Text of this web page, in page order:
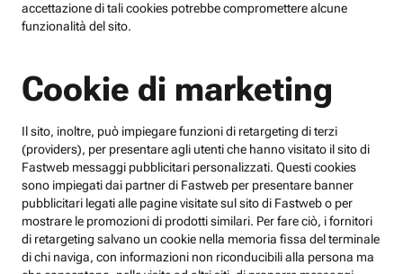
accettazione di tali cookies potrebbe compromettere alcune
funzionalità del sito.
Cookie di marketing
Il sito, inoltre, può impiegare funzioni di retargeting di terzi
(providers), per presentare agli utenti che hanno visitato il sito di
Fastweb messaggi pubblicitari personalizzati. Questi cookies
sono impiegati dai partner di Fastweb per presentare banner
pubblicitari legati alle pagine visitate sul sito di Fastweb o per
mostrare le promozioni di prodotti similari. Per fare ciò, i fornitori
di retargeting salvano un cookie nella memoria fissa del terminale
di chi naviga, con informazioni non riconducibili alla persona ma